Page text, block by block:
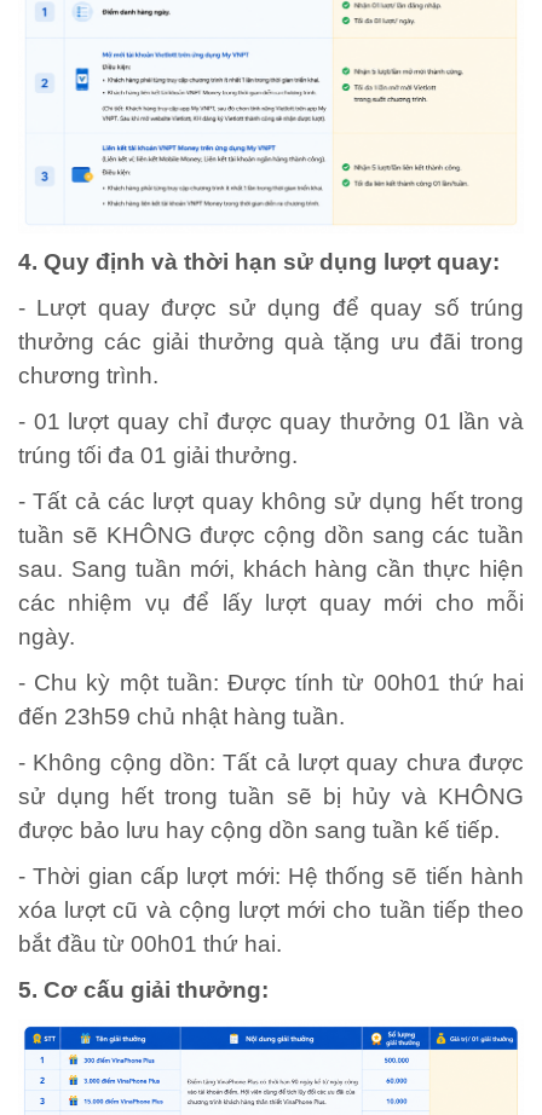
4. Quy định và thời hạn sử dụng lượt quay:
- Lượt quay được sử dụng để quay số trúng
thưởng các giải thưởng quà tặng ưu đãi trong
chương trình.
- 01 lượt quay chỉ được quay thưởng 01 lần và
trúng tối đa 01 giải thưởng.
- Tất cả các lượt quay không sử dụng hết trong
tuần sẽ KHÔNG được cộng dồn sang các tuần
sau. Sang tuần mới, khách hàng cần thực hiện
các nhiệm vụ để lấy lượt quay mới cho mỗi
ngày.
- Chu kỳ một tuần: Được tính từ 00h01 thứ hai
đến 23h59 chủ nhật hàng tuần.
- Không cộng dồn: Tất cả lượt quay chưa được
sử dụng hết trong tuần sẽ bị hủy và KHÔNG
được bảo lưu hay cộng dồn sang tuần kế tiếp.
- Thời gian cấp lượt mới: Hệ thống sẽ tiến hành
xóa lượt cũ và cộng lượt mới cho tuần tiếp theo
bắt đầu từ 00h01 thứ hai.
5. Cơ cấu giải thưởng: